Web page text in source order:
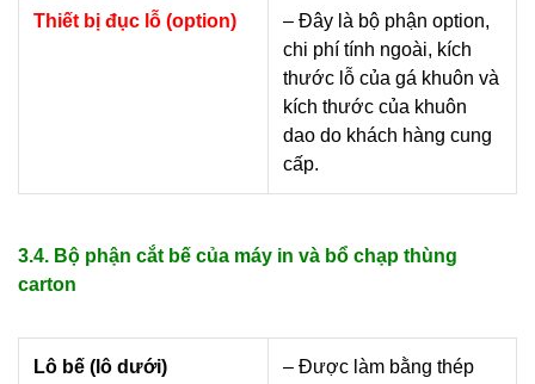
Thiết bị đục lỗ (option)
– Đây là bộ phận option,
chi phí tính ngoài, kích
thước lỗ của gá khuôn và
kích thước của khuôn
dao do khách hàng cung
cấp.
3.4. Bộ phận cắt bế của máy in và bổ chạp thùng
carton
Lô bế (lô dưới)
– Được làm bằng thép